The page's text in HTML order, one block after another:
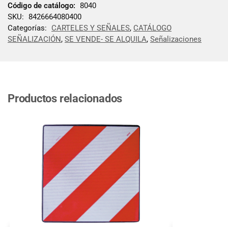
Código de catálogo: 8040
SKU: 8426664080400
Categorías:
CARTELES Y SEÑALES, CATÁLOGO
SEÑALIZACIÓN, SE VENDE- SE ALQUILA, Señalizaciones
Productos relacionados